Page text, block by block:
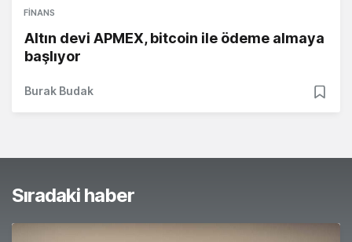
FINANS
Altın devi APMEX, bitcoin ile ödeme almaya
başlıyor
Burak Budak
Sıradaki haber